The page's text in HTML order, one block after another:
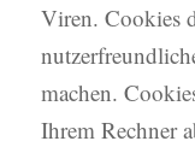
Viren. Cookies
machen.
Ihrem Rechner